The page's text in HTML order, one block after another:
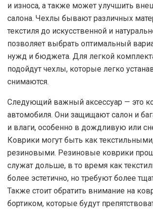
и износа, а также может улучшить
салона. Чехлы бывают различных
текстиля до искусственной и
позволяет выбрать оптимальный
нужд и бюджета. Для легкой
подойдут чехлы, которые легко
снимаются.
Следующий важный аксессуар — это
автомобиля. Они защищают салон и
и влаги, особенно в дождливую или
Коврики могут быть как
резиновыми. Резиновые коврики
служат дольше, в то время как
более эстетично, но требуют более
Также стоит обратить внимание на
бортиком, которые будут